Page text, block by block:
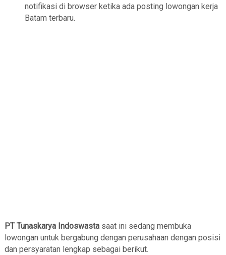
notifikasi di browser ketika ada posting lowongan kerja
Batam terbaru.
PT Tunaskarya Indoswastasaat ini sedang membuka
lowongan untuk bergabung dengan perusahaan dengan posisi
dan persyaratan lengkap sebagai berikut.